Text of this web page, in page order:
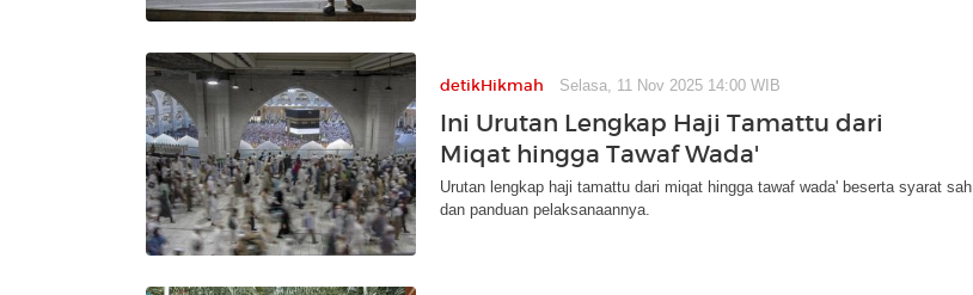
detikHikmah Selasa, 11 Nov 2025 14:00 WIB
Ini Urutan Lengkap Haji Tamattu dari
Miqat hingga Tawaf Wada'
Urutan lengkap haji tamattu dari miqat hingga tawaf wada' beserta syarat sah
dan panduan pelaksanaannya.